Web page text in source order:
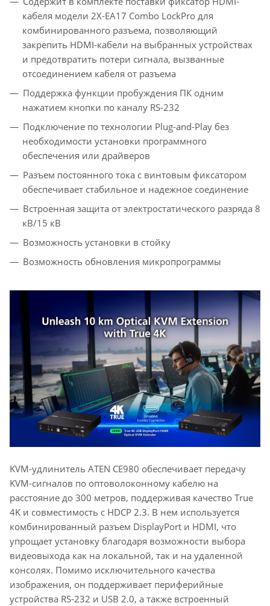
кабеля модели 2X-EA17 Combo LockPro для
комбинированного разъема, позволяющий
закрепить HDMI-кабели на выбранных устройствах
и предотвратить потери сигнала, вызванные
отсоединением кабеля от разъема
Поддержка функции пробуждения ПК одним
нажатием кнопки по каналу RS-232
Подключение по технологии Plug-and-Play без
необходимости установки программного
обеспечения или драйверов
Разъем постоянного тока с винтовым фиксатором
обеспечивает стабильное и надежное соединение
Встроенная защита от электростатического разряда 8
кВ/15 кВ
Возможность установки в стойку
Возможность обновления микропрограммы
KVM-удлинитель ATEN CE980 обеспечивает передачу
KVM-сигналов по оптоволоконному кабелю на
расстояние до 300 метров, поддерживая качество True
4K и совместимость с HDCP 2.3. В нем используется
комбинированный разъем DisplayPort и HDMI, что
упрощает установку благодаря возможности выбора
видеовыхода как на локальной, так и на удаленной
консолях. Помимо исключительного качества
изображения, он поддерживает периферийные
устройства RS-232 и USB 2.0, а также встроенный